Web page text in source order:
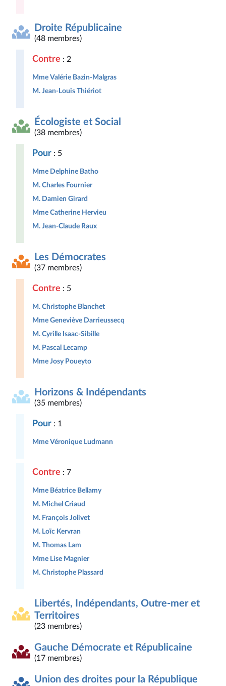
Droite Républicaine
(48 membres)
Contre : 2
Mme Valérie Bazin-Malgras
M. Jean-Louis Thiériot
Écologiste et Social
(38 membres)
Pour : 5
Mme Delphine Batho
M. Charles Fournier
M. Damien Girard
Mme Catherine Hervieu
M. Jean-Claude Raux
Les Démocrates
(37 membres)
Contre : 5
M. Christophe Blanchet
Mme Geneviève Darrieussecq
M. Cyrille Isaac-Sibille
M. Pascal Lecamp
Mme Josy Poueyto
Horizons & Indépendants
(35 membres)
Pour : 1
Mme Véronique Ludmann
Contre : 7
Mme Béatrice Bellamy
M. Michel Criaud
M. François Jolivet
M. Loïc Kervran
M. Thomas Lam
Mme Lise Magnier
M. Christophe Plassard
Libertés, Indépendants, Outre-mer et
Territoires
(23 membres)
Gauche Démocrate et Républicaine
(17 membres)
Union des droites pour la République